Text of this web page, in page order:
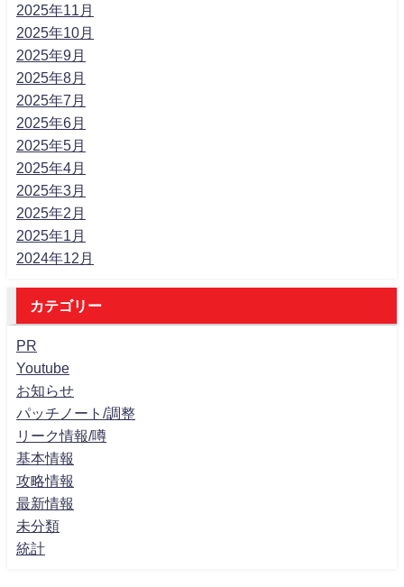
2025年11月
2025年10月
2025年9月
2025年8月
2025年7月
2025年6月
2025年5月
2025年4月
2025年3月
2025年2月
2025年1月
2024年12月
カテゴリー
PR
Youtube
お知らせ
パッチノート/調整
リーク情報/噂
基本情報
攻略情報
最新情報
未分類
統計